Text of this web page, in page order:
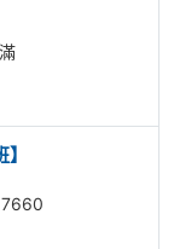
7660